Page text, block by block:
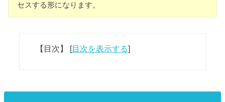
セスする形になります。
【目次】 [目次を表示する]